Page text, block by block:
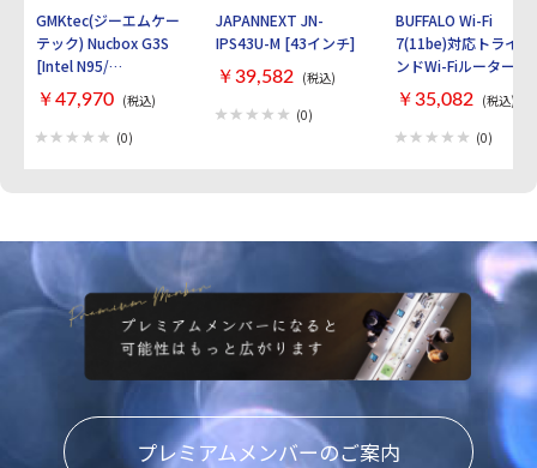
GMKtec(ジーエムケー
テック) Nucbox G3S
[Intel N95/
RAM:16GB/
SSD:512GB/ Windows
11 Pro]
￥47,970 (税込)
(0)
JAPANNEXT JN-
IPS43U-M [43インチ]
￥39,582 (税込)
(0)
BUFFALO Wi-Fi
7(11be)対応トライバ
ンドWi-Fiルーター
AirStation
WXR9300BE6P [ブラ
ック]
￥35,082 (税込)
(0)
プレミアムメンバーのご案内